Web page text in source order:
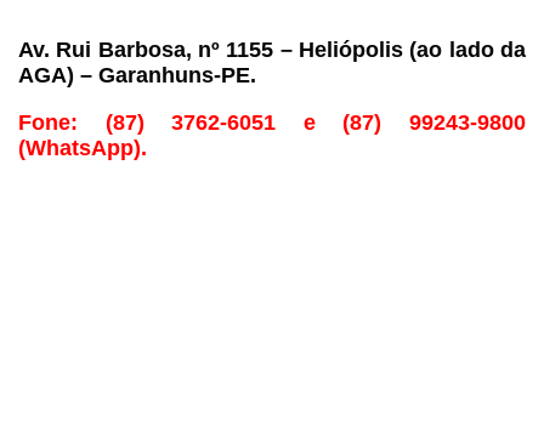
Av. Rui Barbosa, nº 1155 – Heliópolis (ao lado da
AGA) – Garanhuns-PE.
Fone: (87) 3762-6051 e (87) 99243-9800
(WhatsApp).